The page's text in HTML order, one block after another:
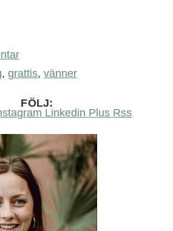
, grattis, vänner
FÖLJ:
Linkedin Plus Rss